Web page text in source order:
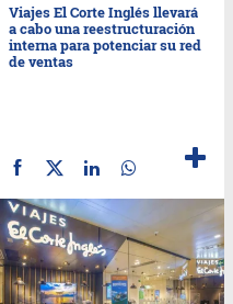
Viajes El Corte Inglés llevará
a cabo una reestructuración
interna para potenciar su red
de ventas